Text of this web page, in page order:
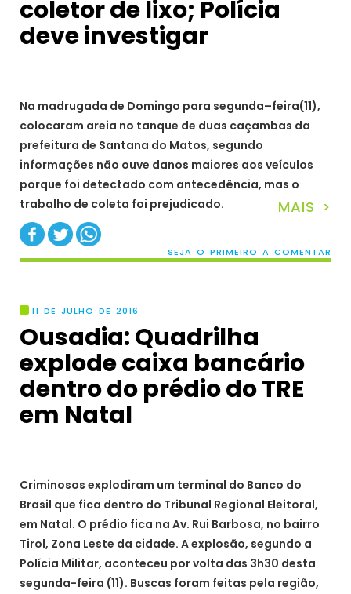
coletor de lixo; Polícia
deve investigar
Na madrugada de Domingo para segunda–feira(11),
colocaram areia no tanque de duas caçambas da
prefeitura de Santana do Matos, segundo
informações não ouve danos maiores aos veículos
porque foi detectado com antecedência, mas o
trabalho de coleta foi prejudicado.
MAIS >
SEJA O PRIMEIRO A COMENTAR
11 DE JULHO DE 2016
Ousadia: Quadrilha
explode caixa bancário
dentro do prédio do TRE
em Natal
Criminosos explodiram um terminal do Banco do
Brasil que fica dentro do Tribunal Regional Eleitoral,
em Natal. O prédio fica na Av. Rui Barbosa, no bairro
Tirol, Zona Leste da cidade. A explosão, segundo a
Polícia Militar, aconteceu por volta das 3h30 desta
segunda-feira (11). Buscas foram feitas pela região,